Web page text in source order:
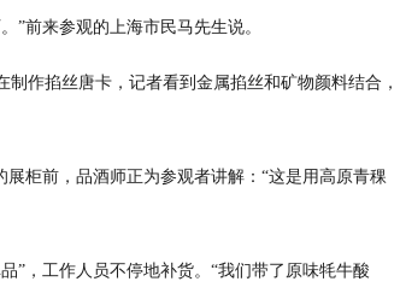
”前来参观的上海市民马先生说。
作掐丝唐卡，记者看到金属掐丝和矿物颜料结合，
柜前，品酒师正为参观者讲解：“这是用高原青稞
，工作人员不停地补货。“我们带了原味牦牛酸